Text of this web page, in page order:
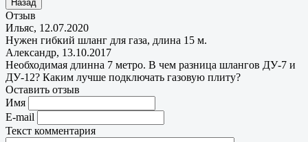
Отзыв
Ильяс, 12.07.2020
Нужен гибкий шланг для газа, длина 15 м.
Александр, 13.10.2017
Необходимая длинна 7 метро. В чем разница шлангов ДУ-7 и
ДУ-12? Каким лучше подключать газовую плиту?
Оставить отзыв
Имя
E-mail
Текст комментария